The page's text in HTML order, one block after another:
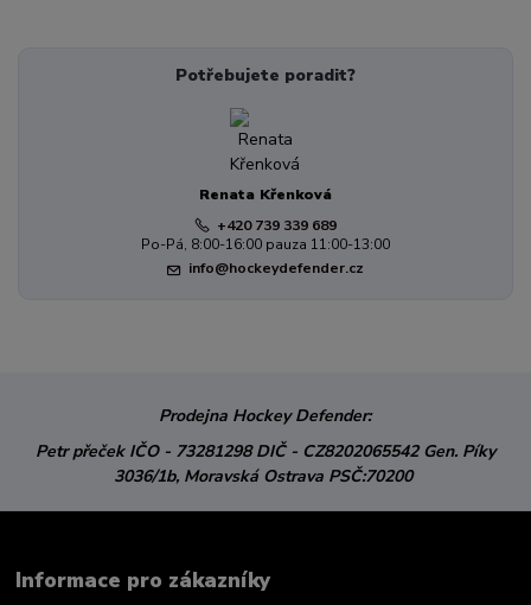
Potřebujete poradit?
Renata Křenková
+420 739 339 689
Po-Pá, 8:00-16:00 pauza 11:00-13:00
info@hockeydefender.cz
Prodejna Hockey Defender:
Petr přeček IČO - 73281298DIČ - CZ8202065542 Gen. Píky
3036/1b, Moravská Ostrava PSČ:70200
Informace pro zákazníky